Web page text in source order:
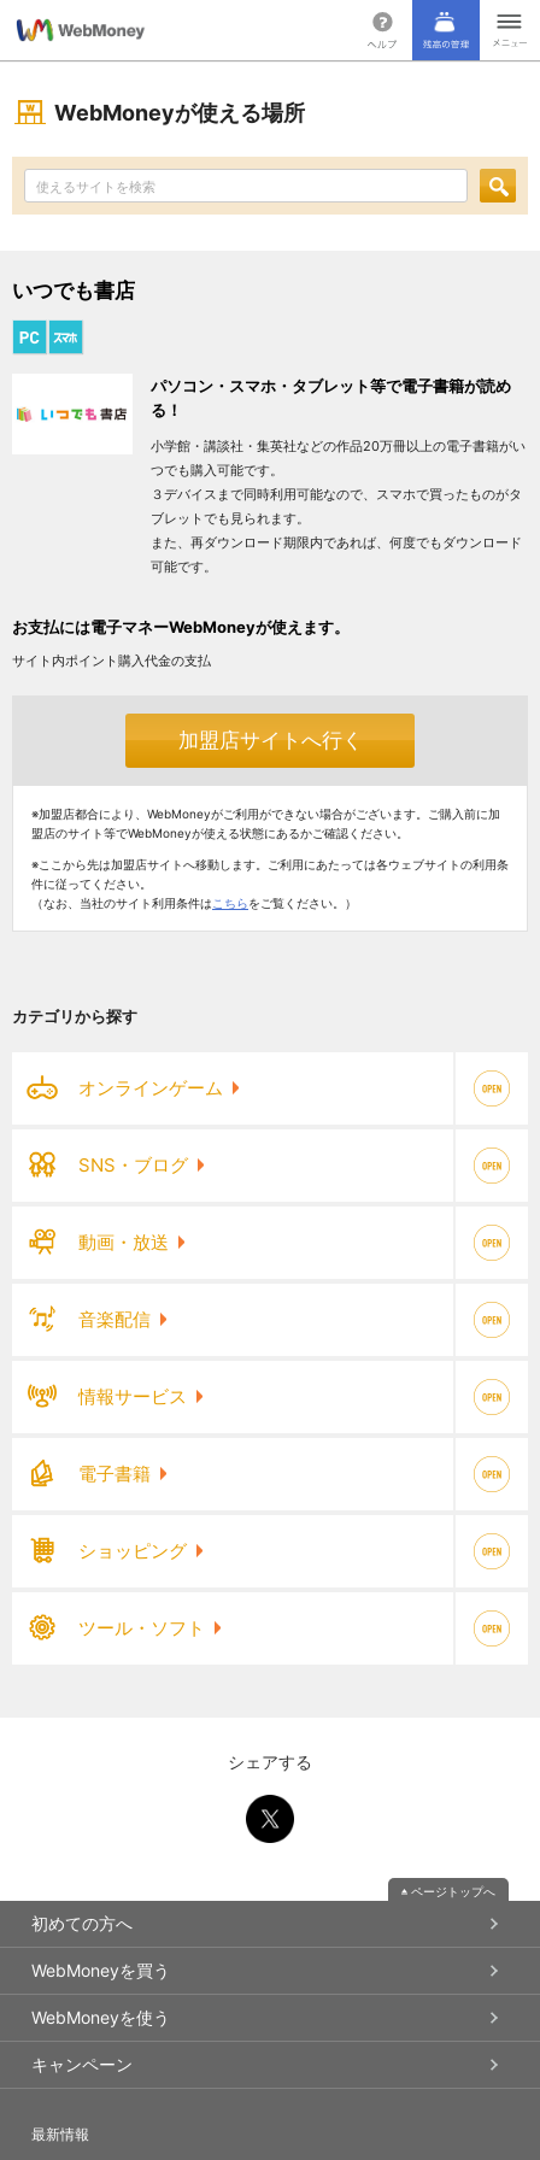
WebMoneyが使える場所
いつでも書店
パソコン・スマホ・タブレット等で電子書籍が読め
る！
小学館・講談社・集英社などの作品20万冊以上の電子書籍がい
つでも購入可能です。
３デバイスまで同時利用可能なので、スマホで買ったものがタ
ブレットでも見られます。
また、再ダウンロード期限内であれば、何度でもダウンロード
可能です。
お支払には電子マネーWebMoneyが使えます。
サイト内ポイント購入代金の支払
加盟店サイトへ行く
※加盟店都合により、WebMoneyがご利用ができない場合がございます。ご購入前に加
盟店のサイト等でWebMoneyが使える状態にあるかご確認ください。
※ここから先は加盟店サイトへ移動します。ご利用にあたっては各ウェブサイトの利用条
件に従ってください。
（なお、当社のサイト利用条件は こちらをご覧ください。）
カテゴリから探す
オンラインゲーム
SNS・ブログ
動画・放送
音楽配信
情報サービス
電子書籍
ショッピング
ツール・ソフト
シェアする
ページトップへ
初めての方へ
WebMoneyを買う
WebMoneyを使う
キャンペーン
最新情報